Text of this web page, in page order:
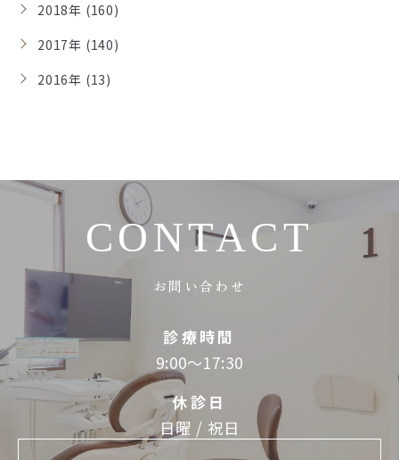
2018年 (160)
2017年 (140)
2016年 (13)
CONTACT
お問い合わせ
診療時間
9:00～17:30
休診日
日曜 / 祝日